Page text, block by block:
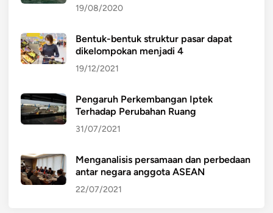
19/08/2020
Bentuk-bentuk struktur pasar dapat
dikelompokan menjadi 4
19/12/2021
Pengaruh Perkembangan Iptek
Terhadap Perubahan Ruang
31/07/2021
Menganalisis persamaan dan perbedaan
antar negara anggota ASEAN
22/07/2021